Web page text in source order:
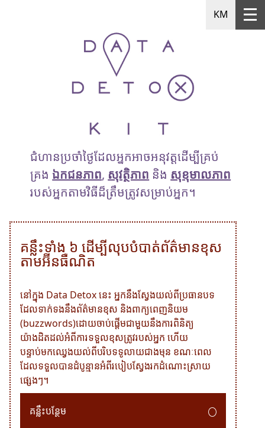
KM
ជំហានប្រចាំថ្ងៃដែលអ្នកអាចអនុវត្តដើម្បីគ្រប់
គ្រងឯកជនភាព,សុវត្ថិភាពនិងសុខុមាលភាព
របស់អ្នកតាមវិធីដ៏ត្រឹមត្រូវសម្រាប់អ្នក។
គន្លឹះទាំង ៦ ដើម្បីលុបបំបាត់ព័ត៌មានខុស
តាមអ៊ីនធឺណិត
នៅក្នុង Data Detox នេះ អ្នកនឹងស្វែងយល់ពីប្រធានបទ
ដែលទាក់ទងនឹងព័ត៌មានខុស និងពាក្យពេញនិយម
(buzzwords)ដោយចាប់ផ្តើមជាមួយនឹងការពិនិត្យ
យ៉ាងដិតដល់អំពីការទទួលខុសត្រូវរបស់អ្នក ហើយ
បន្ទាប់មកឈ្វេងយល់ពីបរិបទទូលាយជាងមុន ខណៈពេល
ដែលទទួលបានដំបូន្មានអំពីរបៀបស្វែងរកដំណោះស្រាយ
ផ្សេងៗ។
គន្លឹះបន្ថែម